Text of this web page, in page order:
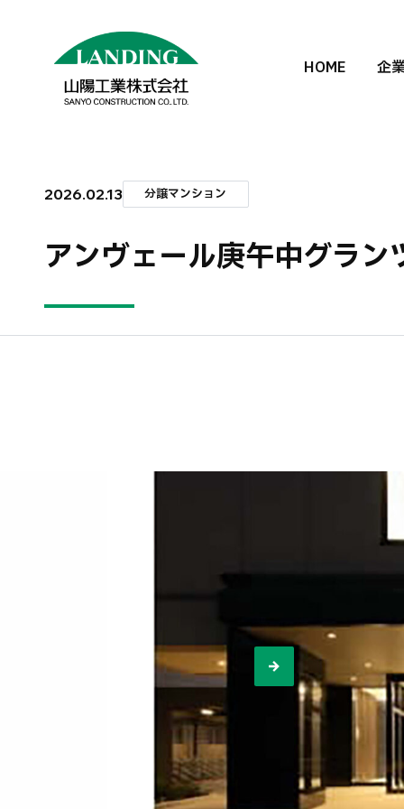
HOME 企
2026.02.13 分譲マンション
アンヴェール庚午中グラン